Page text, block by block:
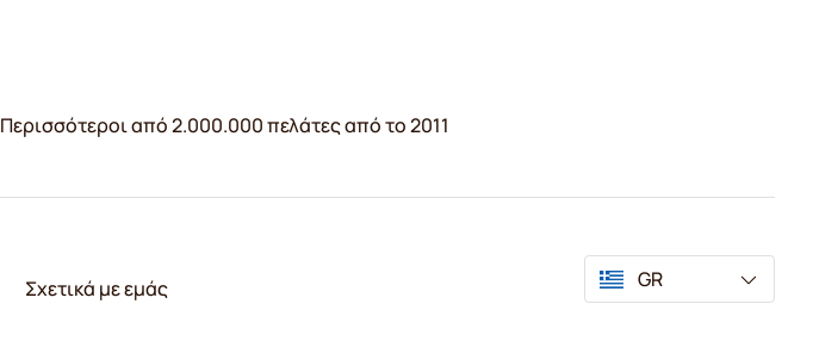
Περισσότεροι από 2.000.000 πελάτες από το 2011
Σχετικά με εμάς GR